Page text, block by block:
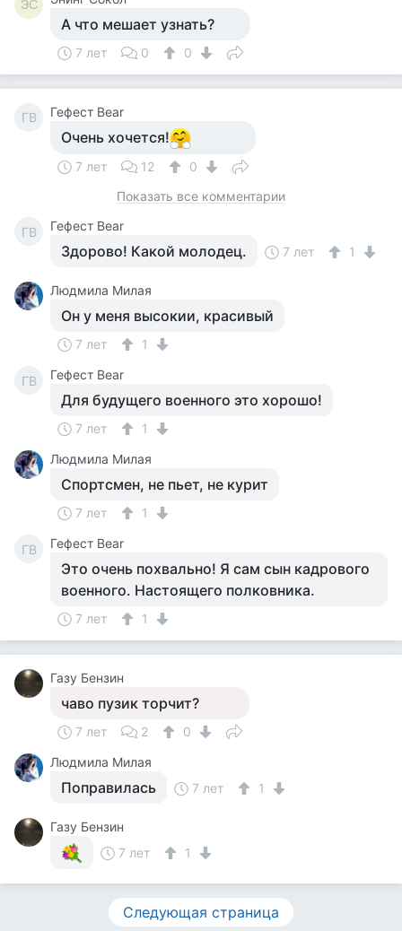
ЭС
А что мешает узнать?
7 лет 0 0
ГB Гефест Bear
Очень хочется!
7 лет 12
0
Показать все комментарии
ГB Гефест Bear
Здорово! Какой молодец. 7 лет 1
Людмила Милая
Он у меня высокии, красивый
7 лет 1
ГB Гефест Bear
Для будущего военного это хорошо!
7 лет
1
Людмила Милая
Спортсмен, не пьет, не курит
7 лет 1
ГB Гефест Bear
Это очень похвально! Я сам сын кадрового
военного. Настоящего полковника.
7 лет 1
Газу Бензин
чаво пузик торчит?
7 лет 2
0
Людмила Милая
Поправилась 7 лет 1
Газу Бензин
7 лет
1
Следующая страница